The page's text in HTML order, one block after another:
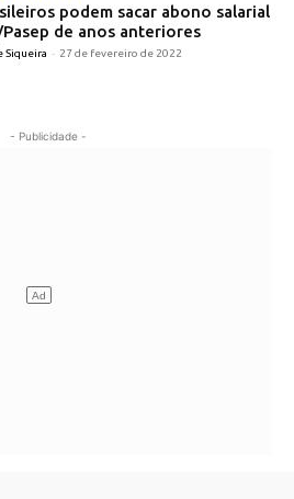
podem sacar abono salarial
Pasep de anos anteriores
Siqueira - 27 de fevereiro de 2022
- Publicidade -